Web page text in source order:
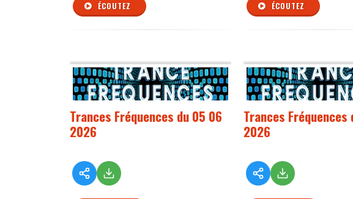
ÉCOUTEZ ÉCOUTEZ
Trances Fréquences du 05 06
2026
Trances Fréquences
2026